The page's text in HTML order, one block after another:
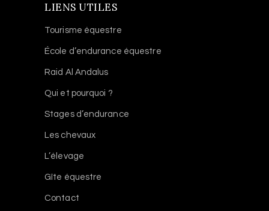
LIENS UTILES
Tourisme équestre
École d’endurance équestre
Raid Al Andalus
Qui et pourquoi ?
Stages d’endurance
Les chevaux
L’élevage
Gîte équestre
Contact